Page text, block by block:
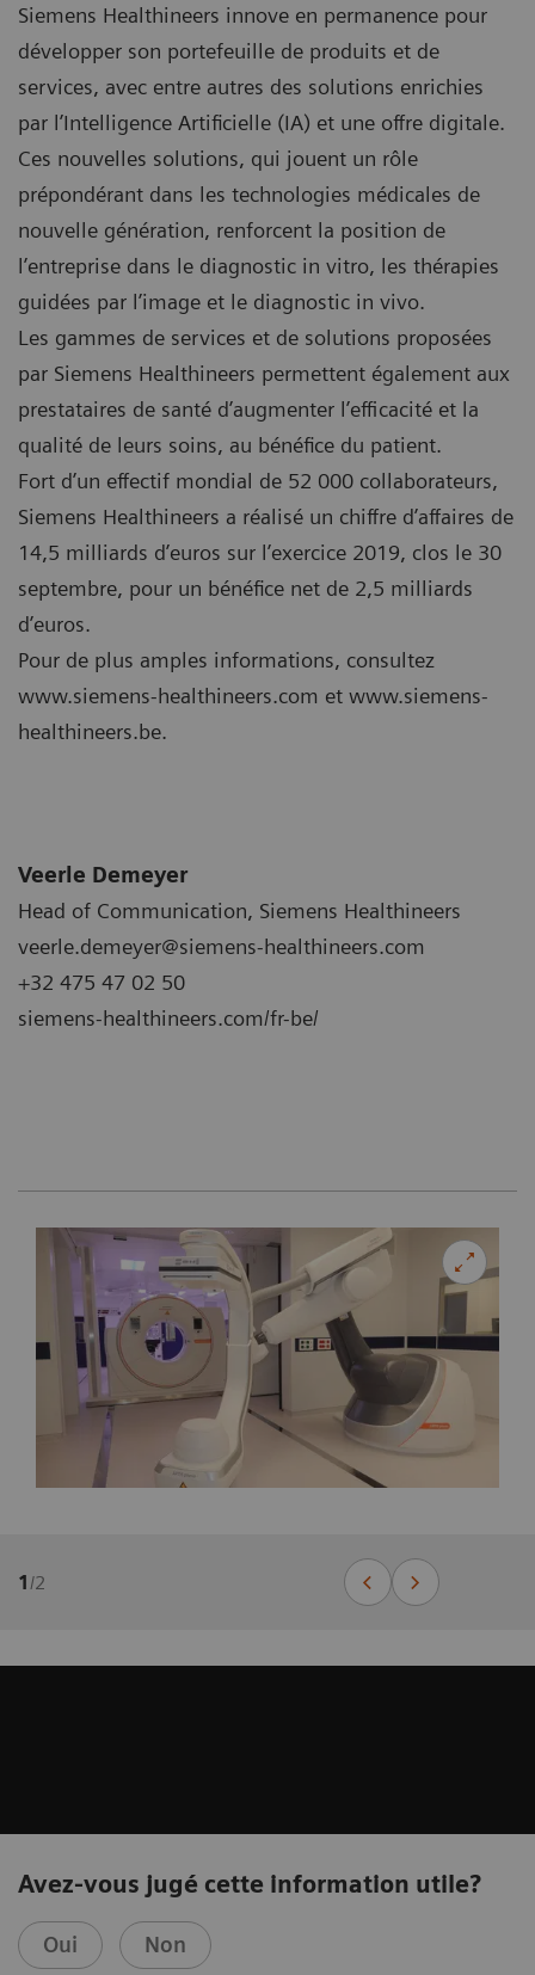
Siemens Healthineers innove en permanence pour
développer son portefeuille de produits et de
services, avec entre autres des solutions enrichies
par l’Intelligence Artificielle (IA) et une offre digitale.
Ces nouvelles solutions, qui jouent un rôle
prépondérant dans les technologies médicales de
nouvelle génération, renforcent la position de
l’entreprise dans le diagnostic in vitro, les thérapies
guidées par l’image et le diagnostic in vivo.
Les gammes de services et de solutions proposées
par Siemens Healthineers permettent également aux
prestataires de santé d’augmenter l’efficacité et la
qualité de leurs soins, au bénéfice du patient.
Fort d’un effectif mondial de 52 000 collaborateurs,
Siemens Healthineers a réalisé un chiffre d’affaires de
14,5 milliards d’euros sur l’exercice 2019, clos le 30
septembre, pour un bénéfice net de 2,5 milliards
d’euros.
Pour de plus amples informations, consultez
www.siemens-healthineers.com et www.siemens-
healthineers.be.
Veerle Demeyer
Head of Communication, Siemens Healthineers
veerle.demeyer@siemens-healthineers.com
+32 475 47 02 50
siemens-healthineers.com/fr-be/
1 /2
Avez-vous jugé cette information utile?
Oui Non